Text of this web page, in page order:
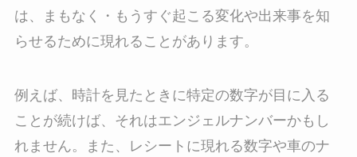
は、まもなく・もうすぐ起こる変化や出来事を知
らせるために現れることがあります。
例えば、時計を見たときに特定の数字が目に入る
ことが続けば、それはエンジェルナンバーかもし
れません。また、レシートに現れる数字や車のナ